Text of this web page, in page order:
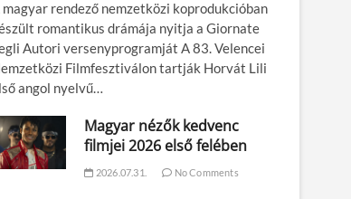
magyar rendező nemzetközi koprodukcióban
romantikus drámája nyitja a Giornate
Autori versenyprogramját A 83. Velencei
Filmfesztiválon tartják Horvát Lili
angol nyelvű…
Magyar nézők kedvenc
filmjei 2026 első felében
2026.07.31. No Comments